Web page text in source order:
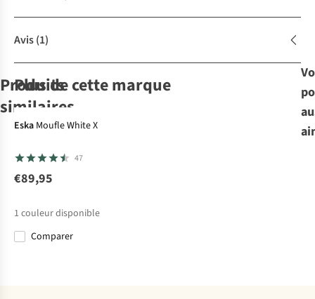
Avis(1)
Produits
similaires
Gaiku-Z As® Aw
Getter As Aw
Diverge
The Navigator
Plus de cette marque
Eska Moufle White X
47
€89,95
1 couleur disponible
Comparer